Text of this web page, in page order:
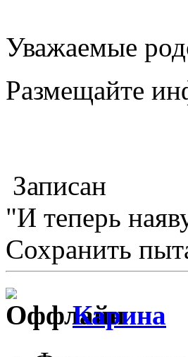
Уважаемые
Размещайте
Записан
"И теперь
Сохранить
Карина